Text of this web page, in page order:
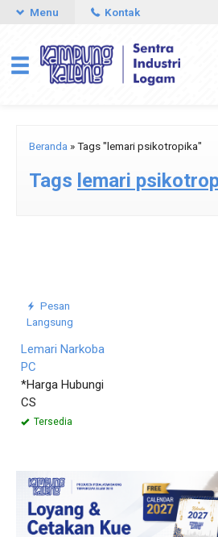
Menu Kontak
Beranda »Tags "lemari psikotropika"
Tags lemari
Pesan
Langsung
Lemari Narkoba
PC
*Harga Hubungi
CS
Tersedia